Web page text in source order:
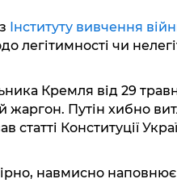
Інституту вивчення
легітимності чи
Кремля від 29
Путін хибно
статті Конституції
навмисно